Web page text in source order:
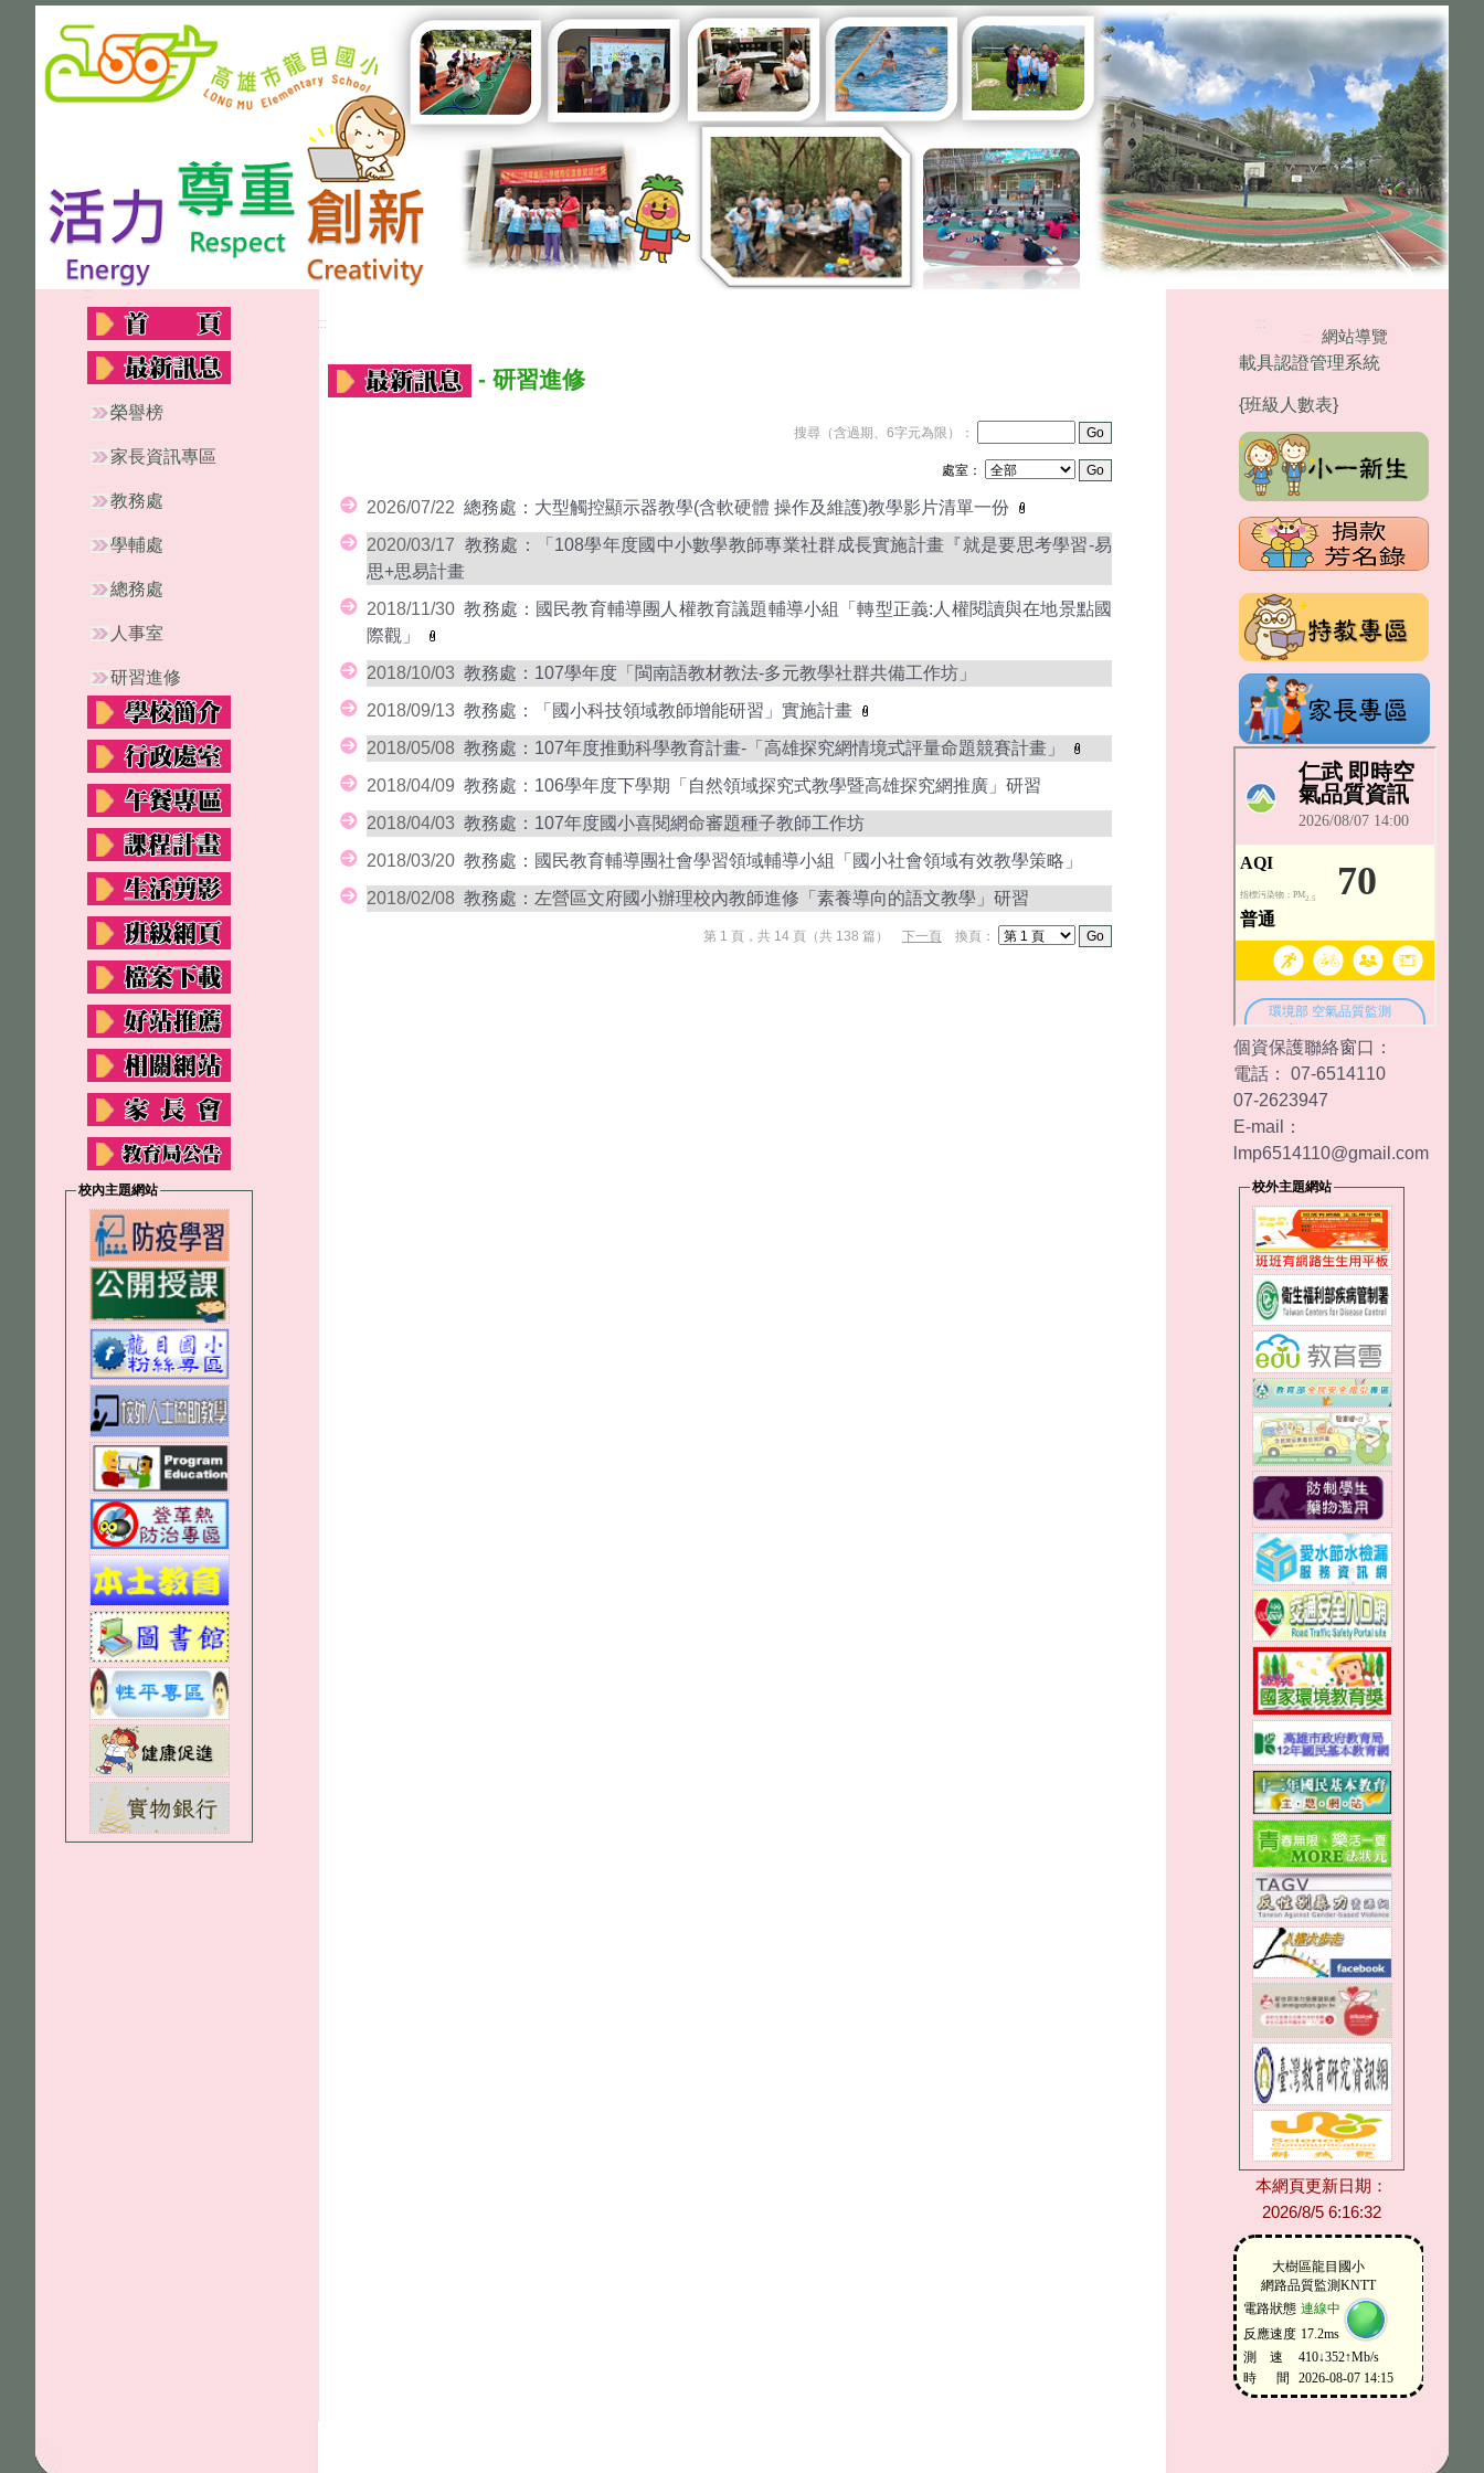
::: 網站導覽
:::
榮譽榜
家長資訊專區
教務處
學輔處
總務處
人事室
研習進修
校內主題網站
:::
- 研習進修
搜尋（含過期、6字元為限）：
處室：
2026/07/22 總務處：大型觸控顯示器教學(含軟硬體 操作及維護)教學影片清單一份
2020/03/17 教務處：「108學年度國中小數學教師專業社群成長實施計畫『就是要思考學習-易
思+思易計畫
2018/11/30教務處：國民教育輔導團人權教育議題輔導小組「轉型正義:人權閱讀與在地景點國
際觀」
2018/10/03 教務處：107學年度「閩南語教材教法-多元教學社群共備工作坊」
2018/09/13 教務處：「國小科技領域教師增能研習」實施計畫
2018/05/08 教務處：107年度推動科學教育計畫-「高雄探究網情境式評量命題競賽計畫」
2018/04/09 教務處：106學年度下學期「自然領域探究式教學暨高雄探究網推廣」研習
2018/04/03 教務處：107年度國小喜閱網命審題種子教師工作坊
2018/03/20 教務處：國民教育輔導團社會學習領域輔導小組「國小社會領域有效教學策略」
2018/02/08 教務處：左營區文府國小辦理校內教師進修「素養導向的語文教學」研習
第 1 頁，共 14 頁（共 138 篇） 下一頁 換頁：
:::
載具認證管理系統
{班級人數表}
個資保護聯絡窗口：
電話： 07-6514110
07-2623947
E-mail：
lmp6514110@gmail.com
校外主題網站
本網頁更新日期：
2026/8/5 6:16:32